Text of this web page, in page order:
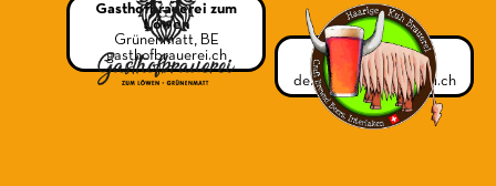
Gasthofbrauerei zum
Löwen
Grünenmatt, BE
gasthofbrauerei.ch
Haarige Kuh
Interlaken, BE
de.haarigekuhbrauerei.ch